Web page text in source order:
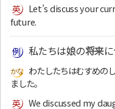
Let’s discuss your
future.
私たちは娘の将来
わたしたちはむすめの
ました。
We discussed my